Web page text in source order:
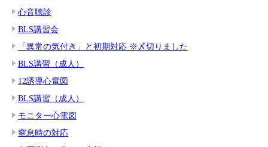
心音聴診
BLS講習会
「異常の気付き」と初期対応 ※〆切りました
BLS講習（成人）
12誘導心電図
BLS講習（成人）
モニター心電図
窒息時の対応